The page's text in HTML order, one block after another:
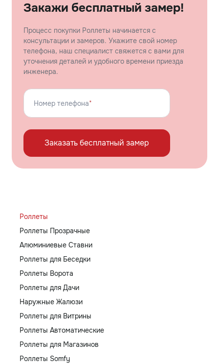
Закажи бесплатный замер!
Процесс покупки Роллеты начинается с
консультации и замеров. Укажите свой номер
телефона, наш специалист свяжется с вами для
уточнения деталей и удобного времени приезда
инженера.
Номер телефона*
Заказать бесплатный замер
Роллеты
Роллеты Прозрачные
Алюминиевые Ставни
Роллеты для Беседки
Роллеты Ворота
Роллеты для Дачи
Наружные Жалюзи
Роллеты для Витрины
Роллеты Автоматические
Роллеты для Магазинов
Роллеты Somfy